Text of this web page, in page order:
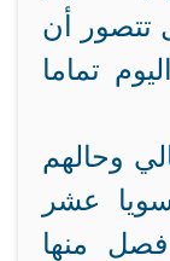
تتصور أن
تماما
وحالهم
سويا عشر
منها